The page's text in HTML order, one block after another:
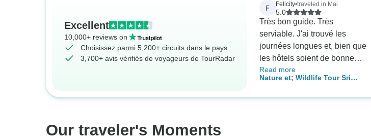
Excellent
10,000+ reviews on
Choisissez parmi 5,200+ circuits dans le pays :
3,700+ avis vérifiés de voyageurs de TourRadar
F Felicity•traveled in Mai
5.0
Très bon guide. Très
serviable. J'ai trouvé les
journées longues et, bien que
les hôtels soient de bonne
qualité, il fallait souvent
beaucoup de temps pour s'y
Read more
Nature et; Wildlife Tour Sri
tour for two paying clients or
Our traveler's Moments